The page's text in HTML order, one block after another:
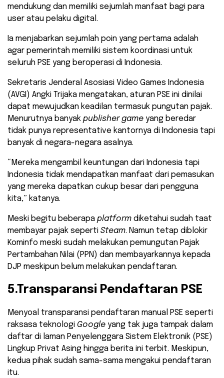
mendukung dan memiliki sejumlah manfaat bagi para
user atau pelaku digital.
Ia menjabarkan sejumlah poin yang pertama adalah
agar pemerintah memiliki sistem koordinasi untuk
seluruh PSE yang beroperasi di Indonesia.
Sekretaris Jenderal Asosiasi Video Games Indonesia
(AVGI) Angki Trijaka mengatakan, aturan PSE ini dinilai
dapat mewujudkan keadilan termasuk pungutan pajak.
Menurutnya banyak publisher game yang beredar
tidak punya representative kantornya di Indonesia tapi
banyak di negara-negara asalnya.
“Mereka mengambil keuntungan dari Indonesia tapi
Indonesia tidak mendapatkan manfaat dari pemasukan
yang mereka dapatkan cukup besar dari pengguna
kita,” katanya.
Meski begitu beberapa platform diketahui sudah taat
membayar pajak seperti Steam. Namun tetap diblokir
Kominfo meski sudah melakukan pemungutan Pajak
Pertambahan Nilai (PPN) dan membayarkannya kepada
DJP meskipun belum melakukan pendaftaran.
5.Transparansi Pendaftaran PSE
Menyoal transparansi pendaftaran manual PSE seperti
raksasa teknologi Google yang tak juga tampak dalam
daftar di laman Penyelenggara Sistem Elektronik (PSE)
Lingkup Privat Asing hingga berita ini terbit. Meskipun,
kedua pihak sudah sama-sama mengakui pendaftaran
itu.